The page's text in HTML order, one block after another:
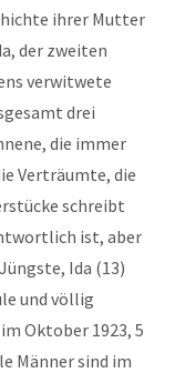
ihrer Mutter
der zweiten
verwitwete
drei
die immer
Verträumte, die
schreibt
ist, aber
Ida (13)
und völlig
Oktober 1923, 5
Männer sind im